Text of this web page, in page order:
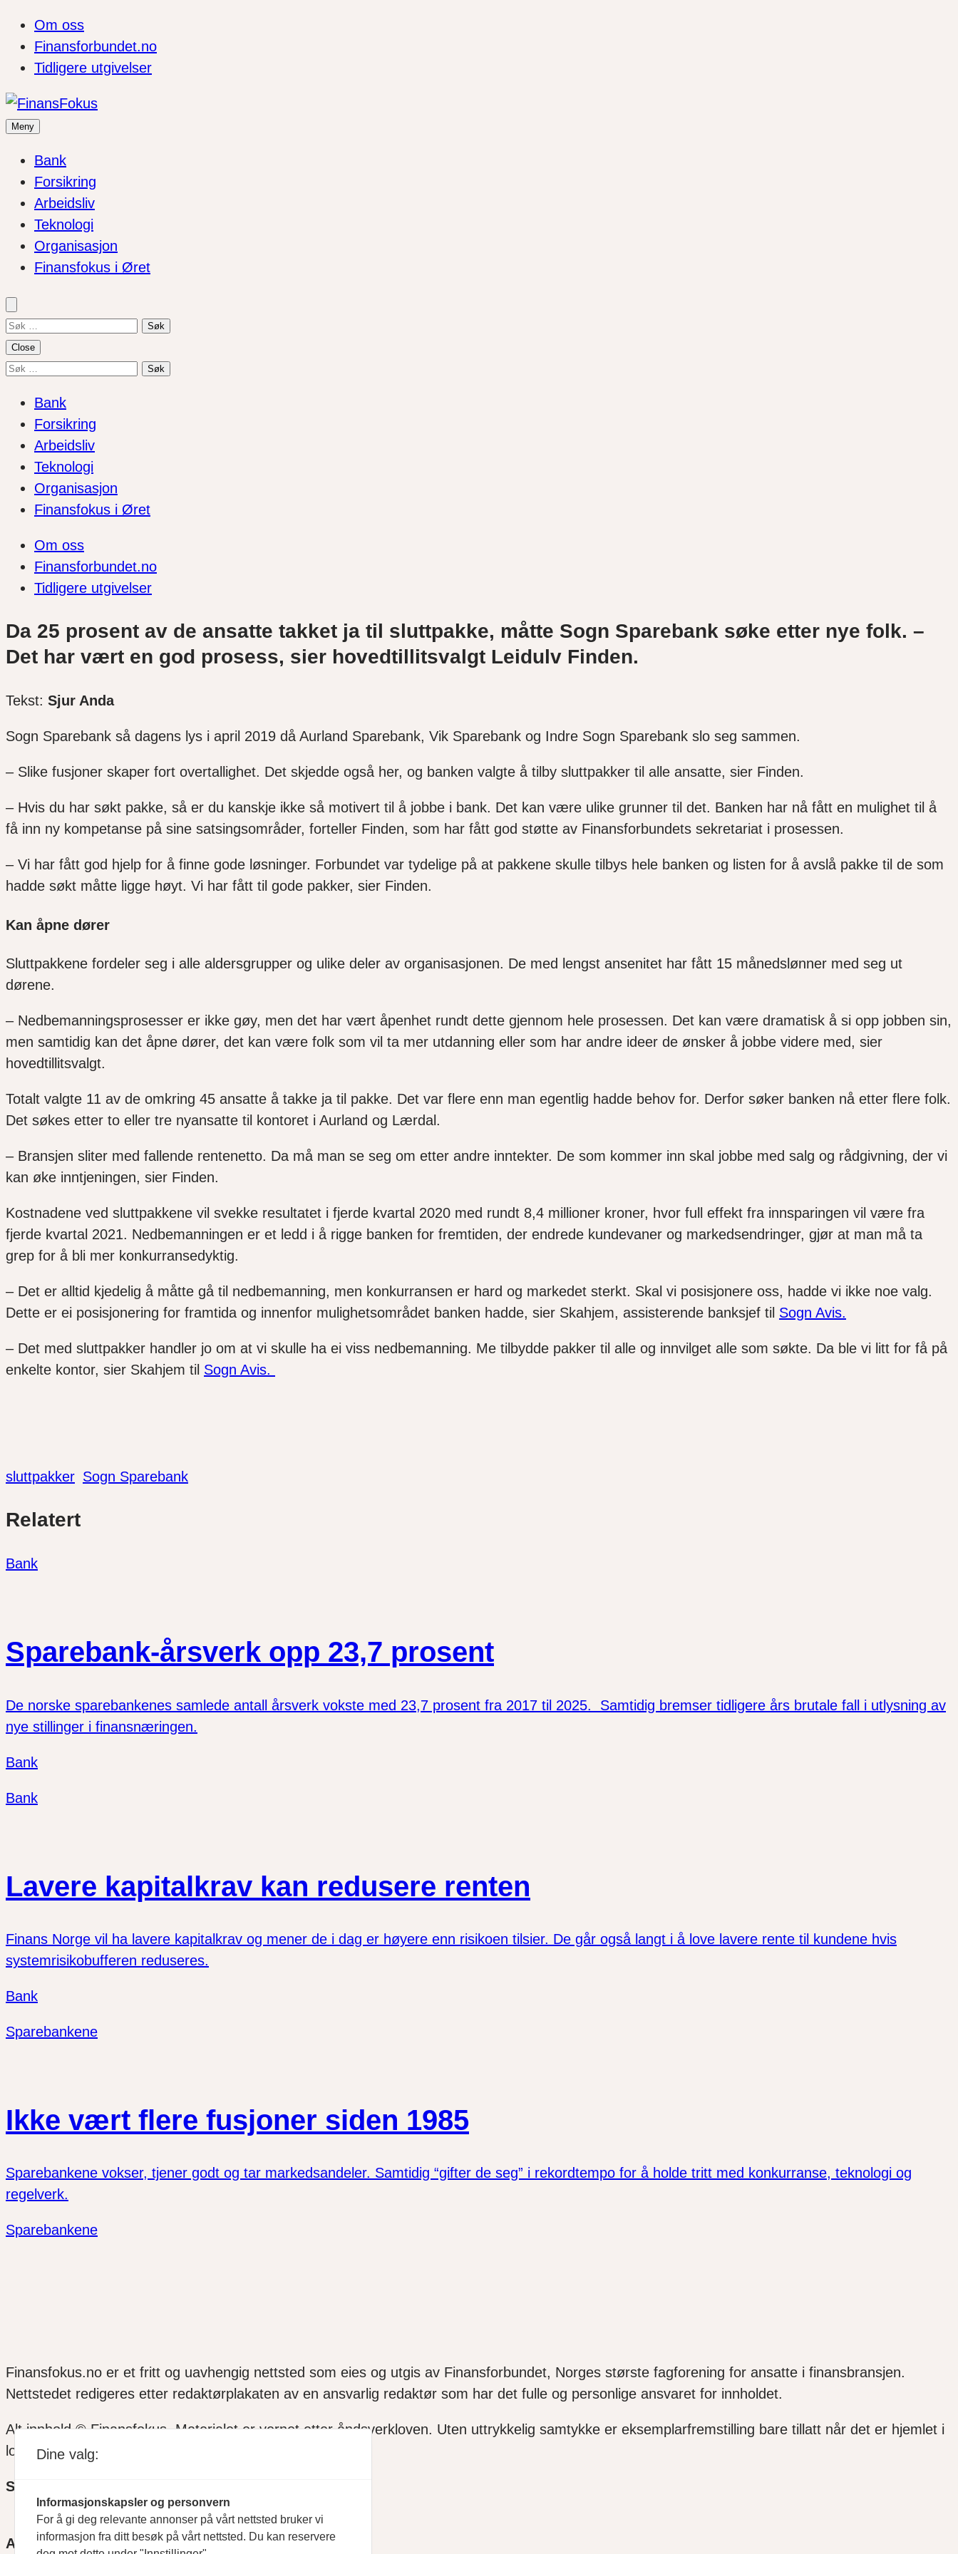
Om oss
Finansforbundet.no
Tidligere utgivelser
Meny
Bank
Forsikring
Arbeidsliv
Teknologi
Organisasjon
Finansfokus i Øret
Søk
etter:
Close
Søk
Bank
Forsikring
Arbeidsliv
Teknologi
Organisasjon
Finansfokus i Øret
Om oss
Finansforbundet.no
Tidligere utgivelser
Da 25 prosent av de ansatte takket ja til sluttpakke, måtte Sogn Sparebank søke etter nye folk. –
Det har vært en god prosess, sier hovedtillitsvalgt Leidulv Finden.
Tekst: Sjur Anda
Sogn Sparebank så dagens lys i april 2019 då Aurland Sparebank, Vik Sparebank og Indre Sogn Sparebank slo seg sammen.
– Slike fusjoner skaper fort overtallighet. Det skjedde også her, og banken valgte å tilby sluttpakker til alle ansatte, sier Finden.
– Hvis du har søkt pakke, så er du kanskje ikke så motivert til å jobbe i bank. Det kan være ulike grunner til det. Banken har nå fått en mulighet til å
få inn ny kompetanse på sine satsingsområder, forteller Finden, som har fått god støtte av Finansforbundets sekretariat i prosessen.
– Vi har fått god hjelp for å finne gode løsninger. Forbundet var tydelige på at pakkene skulle tilbys hele banken og listen for å avslå pakke til de som
hadde søkt måtte ligge høyt. Vi har fått til gode pakker, sier Finden.
Kan åpne dører
S luttpakkene fordeler seg i alle aldersgrupper og ulike deler av organisasjonen. De med lengst ansenitet har fått 15 månedslønner med seg ut
dørene.
– Nedbemanningsprosesser er ikke gøy, men det har vært åpenhet rundt dette gjennom hele prosessen. Det kan være dramatisk å si opp jobben sin,
men samtidig kan det åpne dører, det kan være folk som vil ta mer utdanning eller som har andre ideer de ønsker å jobbe videre med, sier
hovedtillitsvalgt.
Totalt valgte 11 av de omkring 45 ansatte å takke ja til pakke. Det var flere enn man egentlig hadde behov for. Derfor søker banken nå etter flere folk.
Det søkes etter to eller tre nyansatte til kontoret i Aurland og Lærdal .
– Bransjen sliter med fallende rentenetto. Da må man se seg om etter andre inntekter. De som kommer inn skal jobbe med salg og rådgivning, der vi
kan øke inntjeningen, sier Finden.
Kostnadene ved sluttpakkene vil svekke resultatet i fjerde kvartal 2020 med rundt 8,4 millioner kroner, hvor full effekt fra innsparingen vil være fra
fjerde kvartal 2021. Nedbemanningen er et ledd i å rigge banken for fremtiden, der endrede kundevaner og markedsendringer, gjør at man må ta
grep for å bli mer konkurransedyktig.
– Det er alltid kjedelig å måtte gå til nedbemanning, men konkurransen er hard og markedet sterkt. Skal vi posisjonere oss, hadde vi ikke noe valg.
Dette er ei posisjonering for framtida og innenfor mulighetsområdet banken hadde, sier Skahjem, assisterende banksjef til Sogn Avis.
– Det med sluttpakker handler jo om at vi skulle ha ei viss nedbemanning. Me tilbydde pakker til alle og innvilget alle som søkte. Da ble vi litt for få på
enkelte kontor, sier Skahjem til Sogn Avis.
sluttpakker Sogn Sparebank
link
på
på
Relatert
Bank
Sparebank-årsverk opp 23,7 prosent
De norske sparebankenes samlede antall årsverk vokste med 23,7 prosent fra 2017 til 2025. Samtidig bremser tidligere års brutale fall i utlysning av
nye stillinger i finansnæringen.
Bank
Bank
Lavere kapitalkrav kan redusere renten
Finans Norge vil ha lavere kapitalkrav og mener de i dag er høyere enn risikoen tilsier. De går også langt i å love lavere rente til kundene hvis
systemrisikobufferen reduseres.
Bank
Sparebankene
Ikke vært flere fusjoner siden 1985
Sparebankene vokser, tjener godt og tar markedsandeler. Samtidig “gifter de seg” i rekordtempo for å holde tritt med konkurranse, teknologi og
regelverk.
Sparebankene
Finansfokus.no er et fritt og uavhengig nettsted som eies og utgis av Finansforbundet, Norges største fagforening for ansatte i finansbransjen.
Nettstedet redigeres etter redaktørplakaten av en ansvarlig redaktør som har det fulle og personlige ansvaret for innholdet.
Alt innhold © Finansfokus.Materialet er vernet etter åndsverkloven. Uten uttrykkelig samtykke er eksemplarfremstilling bare tillatt når det er hjemlet i
lov eller avtale med Kopinor
SOSIALE MEDIER
ANSVARLIG REDAKTØR
Dine valg:
Informasjonskapsler og personvern
For å gi deg relevante annonser på vårt nettsted bruker vi
informasjon fra ditt besøk på vårt nettsted. Du kan reservere